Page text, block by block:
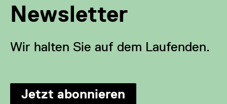
Newsletter
Wir halten Sie auf dem Laufenden.
Jetzt abonnieren